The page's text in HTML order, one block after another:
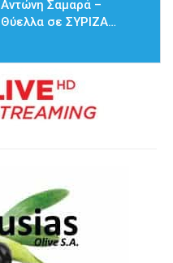
Αντώνη Σαμαρά –
Θύελλα σε ΣΥΡΙΖΑ…